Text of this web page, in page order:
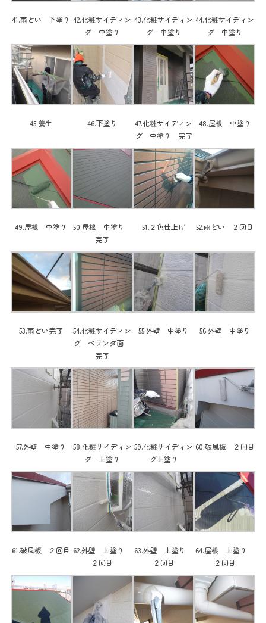
41.雨どい 下塗り 42.化粧サイディン
グ 中塗り
43.化粧サイディン
グ 中塗り
44.化粧サイディン
グ 中塗り
45.養生 46.下塗り
47.化粧サイディン
グ 中塗り 完了
48.屋根 中塗り
49.屋根 中塗り
50.屋根 中塗り
完了
51.２色仕上げ 52.雨どい ２回目
53.雨どい完了
54.化粧サイディン
グ ベランダ面
完了
55.外壁 中塗り 56.外壁 中塗り
57.外壁 中塗り
58.化粧サイディン
グ 上塗り
59.化粧サイディン
グ上塗り
60.破風板 ２回目
61.破風板 ２回目 62.外壁 上塗り
２回目
63.外壁 上塗り
２回目
64.屋根 上塗り
２回目